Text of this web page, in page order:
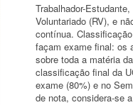
Trabalhador-
Voluntariado (RV), e
contínua.
façam exame final: os
sobre toda a matéria
classificação final da
exame (80%) e no
de nota, considera-se